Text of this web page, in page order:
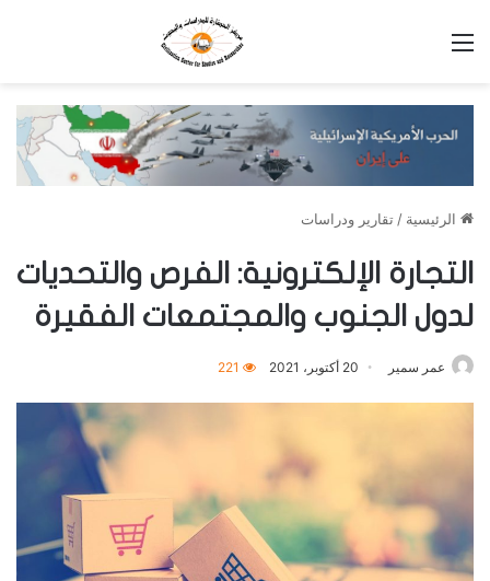
الرئيسية / تقارير ودراسات
التجارة الإلكترونية: الفرص والتحديات
لدول الجنوب والمجتمعات الفقيرة
عمر سمير 20 أكتوبر، 2021 221